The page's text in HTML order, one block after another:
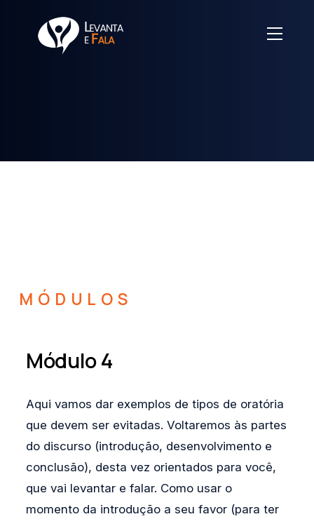
MÓDULOS
Módulo 4
Aqui vamos dar exemplos de tipos de oratória
que devem ser evitadas. Voltaremos às partes
do discurso (introdução, desenvolvimento e
conclusão), desta vez orientados para você,
que vai levantar e falar. Como usar o
momento da introdução a seu favor (para ter